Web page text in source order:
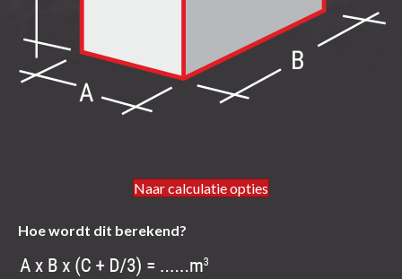
Naar calculatie opties
Hoe wordt dit berekend?